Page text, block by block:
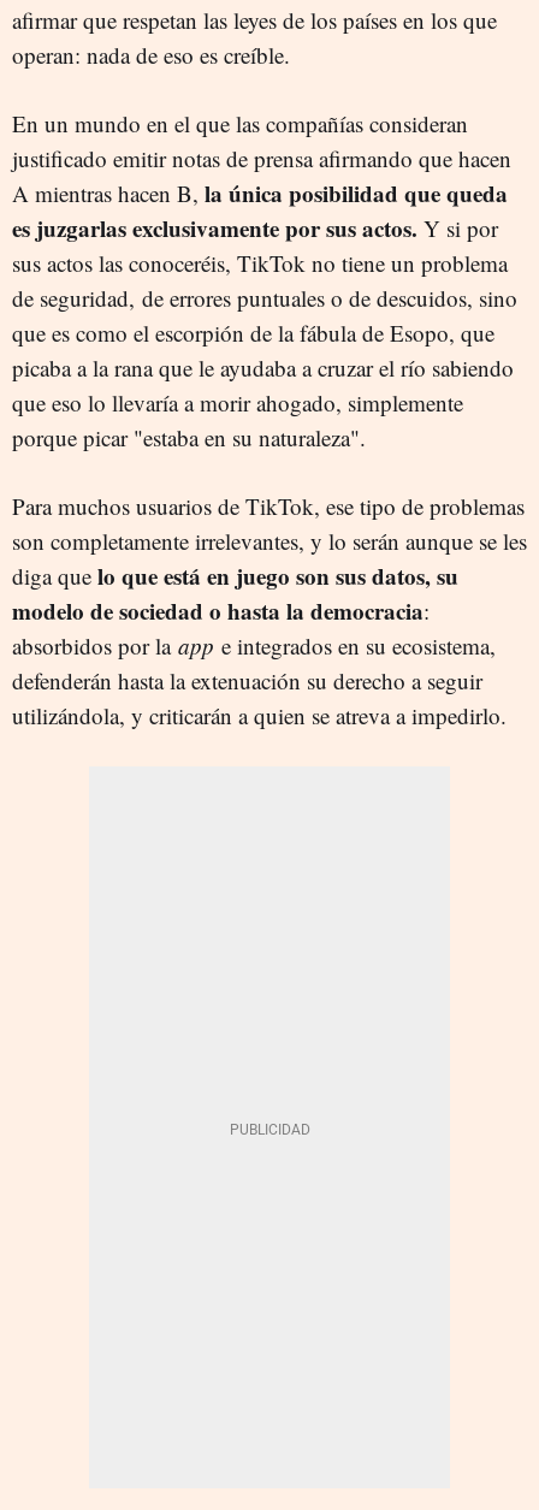
afirmar que respetan las leyes de los países en los que
operan: nada de eso es creíble.
En un mundo en el que las compañías consideran
justificado emitir notas de prensa afirmando que hacen
A mientras hacen B, la única posibilidad que queda
es juzgarlas exclusivamente por sus actos. Y si por
sus actos las conoceréis, TikTok no tiene un problema
de seguridad, de errores puntuales o de descuidos, sino
que es como el escorpión de la fábula de Esopo, que
picaba a la rana que le ayudaba a cruzar el río sabiendo
que eso lo llevaría a morir ahogado, simplemente
porque picar "estaba en su naturaleza".
Para muchos usuarios de TikTok, ese tipo de problemas
son completamente irrelevantes, y lo serán aunque se les
diga que lo que está en juego son sus datos, su
modelo de sociedad o hasta la democracia:
absorbidos por la app e integrados en su ecosistema,
defenderán hasta la extenuación su derecho a seguir
utilizándola, y criticarán a quien se atreva a impedirlo.